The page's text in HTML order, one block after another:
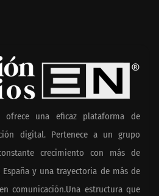
ofrece una eficaz plataforma de
digital. Pertenece a un grupo
crecimiento con más de
y una trayectoria de más de
comunicación.Una estructura que